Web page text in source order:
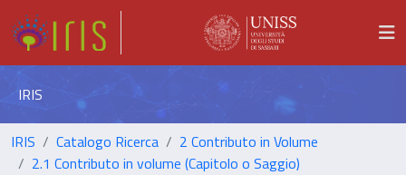
IRIS
IRIS Catalogo Ricerca
2 Contributo in Volume
2.1 Contributo in volume (Capitolo o Saggio)